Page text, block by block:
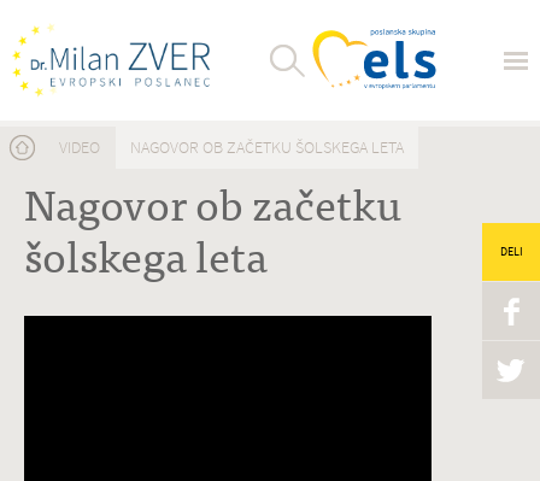
Nahajate se tukaj
VIDEO NAGOVOR OB ZAČETKU ŠOLSKEGA LETA
Nagovor ob začetku
šolskega leta DELI